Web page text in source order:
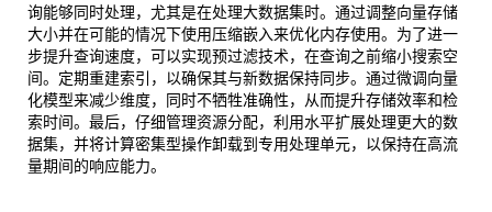
询能够同时处理，尤其是在处理大数据集时。通过调整向量存储
大小并在可能的情况下使用压缩嵌入来优化内存使用。为了进一
步提升查询速度，可以实现预过滤技术，在查询之前缩小搜索空
间。定期重建索引，以确保其与新数据保持同步。通过微调向量
化模型来减少维度，同时不牺牲准确性，从而提升存储效率和检
索时间。最后，仔细管理资源分配，利用水平扩展处理更大的数
据集，并将计算密集型操作卸载到专用处理单元，以保持在高流
量期间的响应能力。